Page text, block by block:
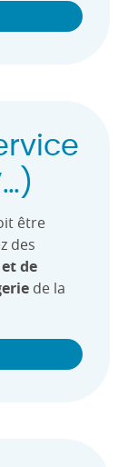
être
des
de
de la